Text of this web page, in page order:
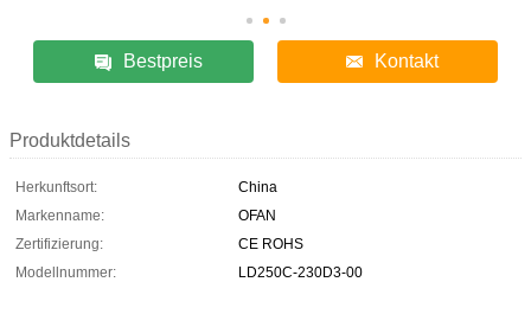
Bestpreis Kontakt
Produktdetails
Herkunftsort:
China
Markenname:
OFAN
Zertifizierung:
CE ROHS
Modellnummer:
LD250C-230D3-00